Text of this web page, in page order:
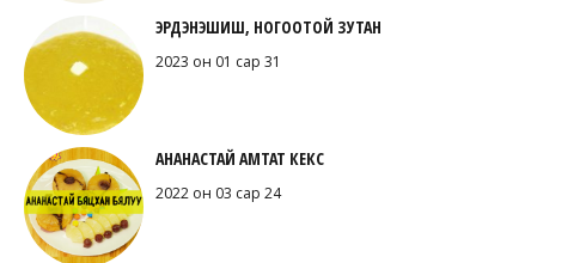
ЭРДЭНЭШИШ, НОГООТОЙ ЗУТАН
2023 он 01 сар 31
АНАНАСТАЙ АМТАТ КЕКС
2022 он 03 сар 24